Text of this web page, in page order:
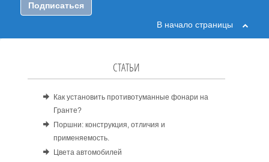
Подписаться
В начало страницы
СТАТЬИ
Как установить противотуманные фонари на
Гранте?
Поршни: конструкция, отличия и
применяемость.
Цвета автомобилей